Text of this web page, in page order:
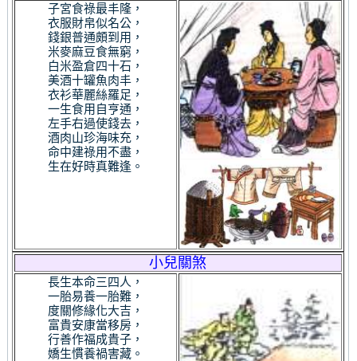
子宮食祿最丰隆，
衣服財帛似名公，
錢銀普通頗到用，
米麥麻豆食無窮，
白米盈倉四十石，
美酒十罐魚肉丰，
衣衫華麗絲羅足，
一生食用自亨通，
左手右過使錢去，
酒肉山珍海味充，
命中建祿用不盡，
生在好時真難逢。
小兒關煞
長生本命三四人，
一胎易養一胎難，
度關修緣化大吉，
富貴安康當移房，
行善作福成貴子，
嬌生慣養禍害藏。